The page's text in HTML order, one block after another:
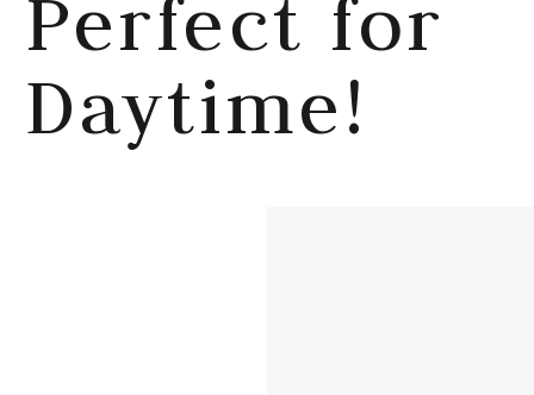
Perfect for
Daytime!